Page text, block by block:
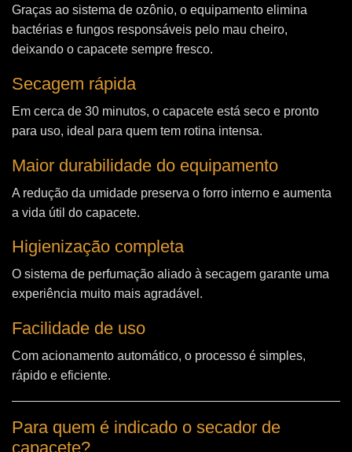
Graças ao sistema de ozônio, o equipamento elimina
bactérias e fungos responsáveis pelo mau cheiro,
deixando o capacete sempre fresco.
Secagem rápida
Em cerca de 30 minutos, o capacete está seco e pronto
para uso, ideal para quem tem rotina intensa.
Maior durabilidade do equipamento
A redução da umidade preserva o forro interno e aumenta
a vida útil do capacete.
Higienização completa
O sistema de perfumação aliado à secagem garante uma
experiência muito mais agradável.
Facilidade de uso
Com acionamento automático, o processo é simples,
rápido e eficiente.
Para quem é indicado o secador de
capacete?